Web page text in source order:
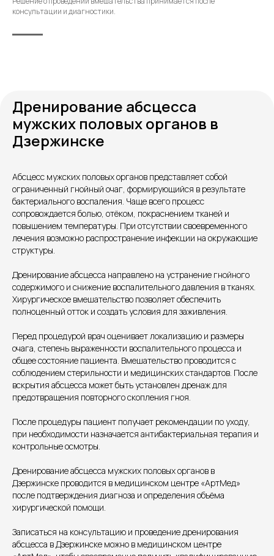
консультации и диагностики.
Дренирование абсцесса
мужских половых органов в
Дзержинске
Абсцесс мужских половых органов представляет собой
ограниченный гнойный очаг, формирующийся в результате
бактериального воспаления. Чаще всего процесс
сопровождается болью, отёком, покраснением тканей и
повышением температуры. При отсутствии своевременного
лечения возможно распространение инфекции на окружающие
структуры.
Дренирование абсцесса направлено на устранение гнойного
содержимого и снижение воспалительного давления в тканях.
Хирургическое вмешательство позволяет обеспечить
полноценный отток и создать условия для заживления.
Перед процедурой врач оценивает локализацию и размеры
очага, степень выраженности воспалительного процесса и
общее состояние пациента. Вмешательство проводится с
соблюдением стерильности и медицинских стандартов. После
вскрытия абсцесса может быть установлен дренаж для
предотвращения повторного скопления гноя.
После процедуры пациент получает рекомендации по уходу,
при необходимости назначается антибактериальная терапия и
контрольные осмотры.
Дренирование абсцесса мужских половых органов в
Дзержинске проводится в медицинском центре «АртМед»
после подтверждения диагноза и определения объёма
хирургической помощи.
Записаться на консультацию и проведение дренирования
абсцесса в Дзержинске можно в медицинском центре
Контакты
Сб. — с 08:00 до 18:00
Вс. — с 08:00 до 15:00
+7 8313 248 248
Единый номер
Петрищева д.35.пом.3
Патоличева 21Д,П.1
На ремонте
Новый
Розыгрыши и актуальные новости